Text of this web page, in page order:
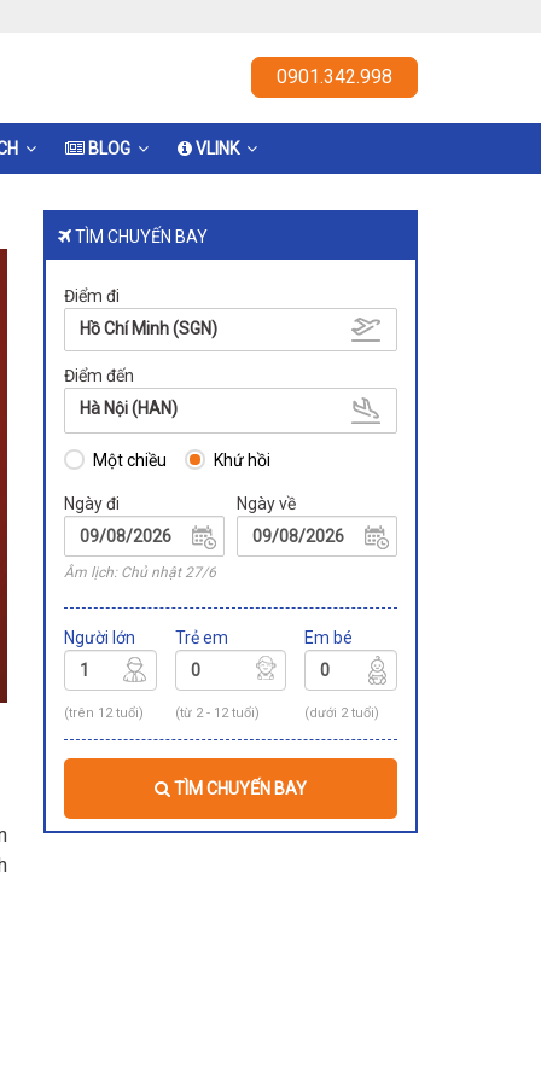
0901.342.998
BLOG VLINK
TÌM CHUYẾN BAY
Điểm đi
Hồ Chí Minh (SGN)
Điểm đến
Hà Nội (HAN)
Một chiều Khứ hồi
Ngày đi
Âm lịch: Chủ nhật 27/6
Ngày về
Người lớn
(trên 12 tuổi)
Trẻ em
(từ 2 - 12 tuổi)
Em bé
(dưới 2 tuổi)
TÌM CHUYẾN BAY